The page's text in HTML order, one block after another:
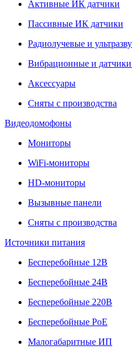
Активные ИК датчики
Пассивные ИК датчики
Радиолучевые и
Вибрационные и
Аксессуары
Сняты с производства
Видеодомофоны
Мониторы
WiFi-мониторы
HD-мониторы
Вызывные панели
Сняты с производства
Источники питания
Бесперебойные 12В
Бесперебойные 24В
Бесперебойные 220В
Бесперебойные PoE
Малогабаритные ИП